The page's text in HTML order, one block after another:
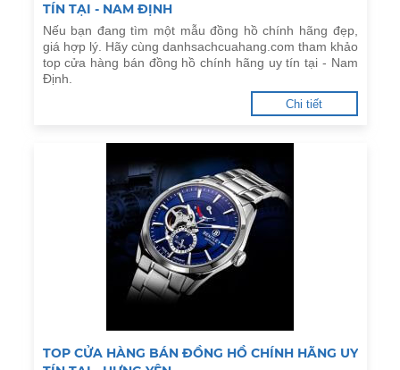
TÍN TẠI - NAM ĐỊNH
Nếu bạn đang tìm một mẫu đồng hồ chính hãng đẹp,
giá hợp lý. Hãy cùng danhsachcuahang.com tham khảo
top cửa hàng bán đồng hồ chính hãng uy tín tại - Nam
Định.
Chi tiết
TOP CỬA HÀNG BÁN ĐỒNG HỒ CHÍNH HÃNG UY